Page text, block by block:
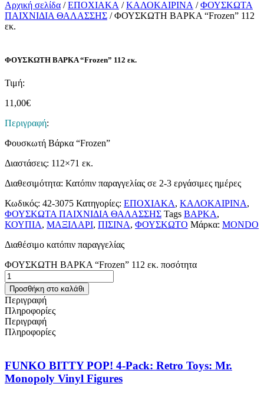
Αρχική σελίδα /ΕΠΟΧΙΑΚΑ /ΚΑΛΟΚΑΙΡΙΝΑ /ΦΟΥΣΚΩΤΑ
ΠΑΙΧΝΙΔΙΑ ΘΑΛΑΣΣΗΣ / ΦΟΥΣΚΩΤΗ ΒΑΡΚΑ “Frozen” 112
εκ.
ΦΟΥΣΚΩΤΗ ΒΑΡΚΑ “Frozen” 112 εκ.
Τιμή:
11,00€
Περιγραφή:
Φουσκωτή Βάρκα “Frozen”
Διαστάσεις: 112×71 εκ.
Διαθεσιμότητα: Κατόπιν παραγγελίας σε 2-3 εργάσιμες ημέρες
Κωδικός: 42-3075 Κατηγορίες: ΕΠΟΧΙΑΚΑ, ΚΑΛΟΚΑΙΡΙΝΑ,
ΦΟΥΣΚΩΤΑ ΠΑΙΧΝΙΔΙΑ ΘΑΛΑΣΣΗΣ Tags ΒΑΡΚΑ,
ΚΟΥΠΙΑ, ΜΑΞΙΛΑΡΙ, ΠΙΣΙΝΑ, ΦΟΥΣΚΩΤΟ Μάρκα: MONDO
Διαθέσιμο κατόπιν παραγγελίας
ΦΟΥΣΚΩΤΗ ΒΑΡΚΑ “Frozen” 112 εκ. ποσότητα
Προσθήκη στο καλάθι
Περιγραφή
Πληροφορίες
Περιγραφή
Πληροφορίες
FUNKO BITTY POP! 4-Pack: Retro Toys: Mr.
Monopoly Vinyl Figures